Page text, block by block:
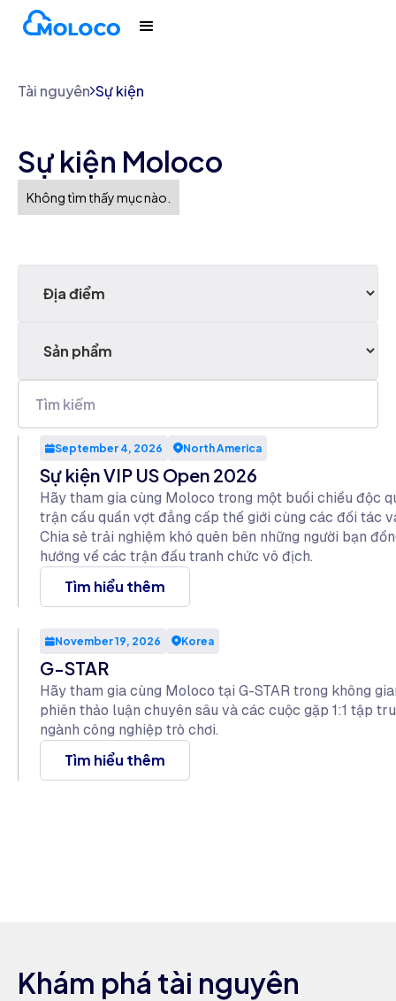
Tài nguyên Sự kiện
Sự kiện Moloco
Không tìm thấy mục nào.
September 4, 2026 North America
Sự kiện VIP US Open 2026
Hãy tham gia cùng Moloco trong một buổi chiều độc
trận cầu quần vợt đẳng cấp thế giới cùng các đối tác
Chia sẻ trải nghiệm khó quên bên những người bạn
hướng về các trận đấu tranh chức vô địch.
Tìm hiểu thêm
November 19, 2026 Korea
G-STAR
Hãy tham gia cùng Moloco tại G-STAR trong không
phiên thảo luận chuyên sâu và các cuộc gặp 1:1 tập
ngành công nghiệp trò chơi.
Tìm hiểu thêm
Khám phá tài nguyên